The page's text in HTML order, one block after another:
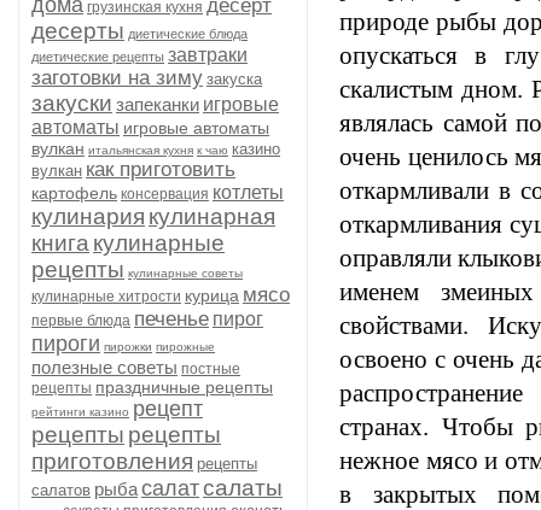
дома грузинская кухня десерт
десерты диетические блюда
диетические рецепты завтраки
заготовки на зиму закуска
закуски запеканки игровые
автоматы игровые автоматы
вулкан итальянская кухня к чаю казино
вулкан как приготовить
картофель консервация котлеты
кулинария кулинарная
книга кулинарные
рецепты кулинарные советы
кулинарные хитрости курица мясо
первые блюда печенье пирог
пироги пирожки пирожные
полезные советы постные
рецепты праздничные рецепты
рейтинги казино рецепт
рецепты рецепты
приготовления рецепты
салатов рыбасалатсалаты
природе рыбы
опускаться в
скалистым дном.
являлась самой
очень ценилось
откармливали в
откармливания
оправляли
именем
свойствами.
освоено с очень
странах. Чтобы
нежное мясо и
в закрытых